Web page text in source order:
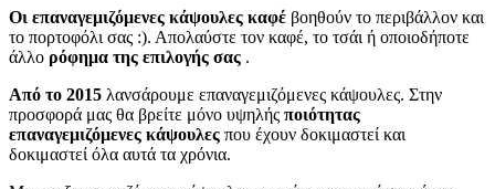
Οι επαναγεμιζόμενες κάψουλες καφέ βοηθούν το περιβάλλον και
το πορτοφόλι σας :). Απολαύστε τον καφέ, το τσάι ή οποιοδήποτε
άλλο ρόφημα της επιλογής σας .
Από το 2015 λανσάρουμε επαναγεμιζόμενες κάψουλες. Στην
προσφορά μας θα βρείτε μόνο υψηλής ποιότητας
επαναγεμιζόμενες κάψουλες που έχουν δοκιμαστεί και
δοκιμαστεί όλα αυτά τα χρόνια.